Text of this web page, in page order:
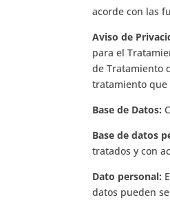
acorde con las
Aviso de
para el
de Tratamiento
tratamiento que
Base de Datos:
Base de datos
tratados y con
Dato personal:
datos pueden